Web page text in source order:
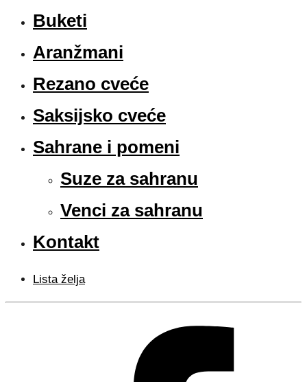
Buketi
Aranžmani
Rezano cveće
Saksijsko cveće
Sahrane i pomeni
Suze za sahranu
Venci za sahranu
Kontakt
Lista želja